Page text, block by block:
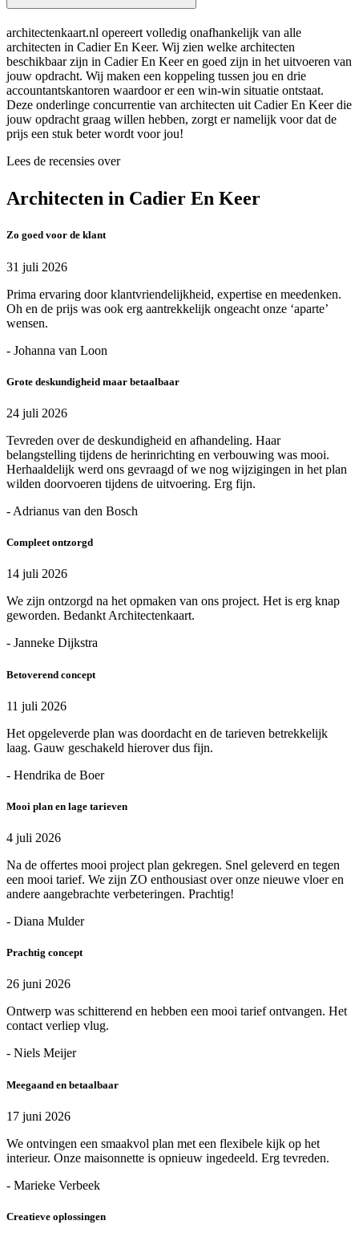
architectenkaart.nl opereert volledig onafhankelijk van alle
architecten in Cadier En Keer. Wij zien welke architecten
beschikbaar zijn in Cadier En Keer en goed zijn in het uitvoeren van
jouw opdracht. Wij maken een koppeling tussen jou en drie
accountantskantoren waardoor er een win-win situatie ontstaat.
Deze onderlinge concurrentie van architecten uit Cadier En Keer die
jouw opdracht graag willen hebben, zorgt er namelijk voor dat de
prijs een stuk beter wordt voor jou!
Lees de recensies over
Architecten in Cadier En Keer
Zo goed voor de klant
31 juli 2026
Prima ervaring door klantvriendelijkheid, expertise en meedenken.
Oh en de prijs was ook erg aantrekkelijk ongeacht onze ‘aparte’
wensen.
- Johanna van Loon
Grote deskundigheid maar betaalbaar
24 juli 2026
Tevreden over de deskundigheid en afhandeling. Haar
belangstelling tijdens de herinrichting en verbouwing was mooi.
Herhaaldelijk werd ons gevraagd of we nog wijzigingen in het plan
wilden doorvoeren tijdens de uitvoering. Erg fijn.
- Adrianus van den Bosch
Compleet ontzorgd
14 juli 2026
We zijn ontzorgd na het opmaken van ons project. Het is erg knap
geworden. Bedankt Architectenkaart.
- Janneke Dijkstra
Betoverend concept
11 juli 2026
Het opgeleverde plan was doordacht en de tarieven betrekkelijk
laag. Gauw geschakeld hierover dus fijn.
- Hendrika de Boer
Mooi plan en lage tarieven
4 juli 2026
Na de offertes mooi project plan gekregen. Snel geleverd en tegen
een mooi tarief. We zijn ZO enthousiast over onze nieuwe vloer en
andere aangebrachte verbeteringen. Prachtig!
- Diana Mulder
Prachtig concept
26 juni 2026
Ontwerp was schitterend en hebben een mooi tarief ontvangen. Het
contact verliep vlug.
- Niels Meijer
Meegaand en betaalbaar
17 juni 2026
We ontvingen een smaakvol plan met een flexibele kijk op het
interieur. Onze maisonnette is opnieuw ingedeeld. Erg tevreden.
- Marieke Verbeek
Creatieve oplossingen